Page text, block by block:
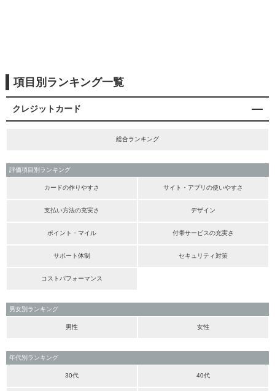
項目別ランキング一覧
クレジットカード
総合ランキング
評価項目別ランキング
カードの作りやすさ サイト・アプリの使いやすさ
支払い方法の充実さ デザイン
ポイント・マイル 付帯サービスの充実さ
サポート体制 セキュリティ対策
コストパフォーマンス
男女別ランキング
男性 女性
年代別ランキング
30代 40代